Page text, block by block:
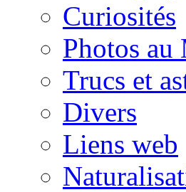
Curiosités
Photos au
Trucs et
Divers
Liens web